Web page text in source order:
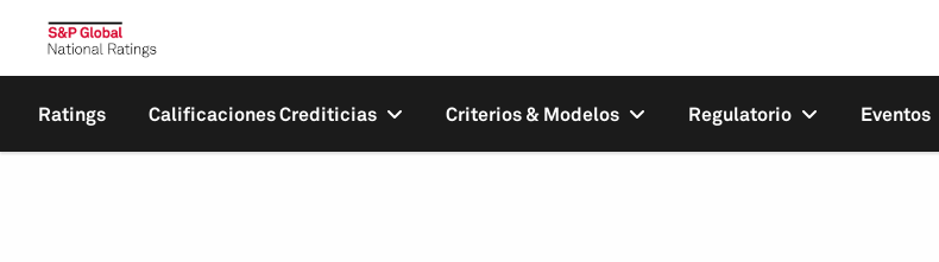
Ratings Calificaciones Crediticias Criterios & Modelos Regulatorio Eventos